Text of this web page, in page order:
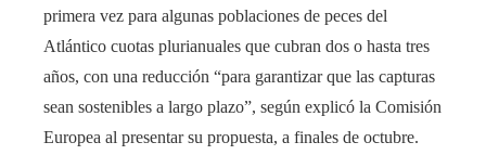
primera vez para algunas poblaciones de peces del
Atlántico cuotas plurianuales que cubran dos o hasta tres
años, con una reducción “para garantizar que las capturas
sean sostenibles a largo plazo”, según explicó la Comisión
Europea al presentar su propuesta, a finales de octubre.